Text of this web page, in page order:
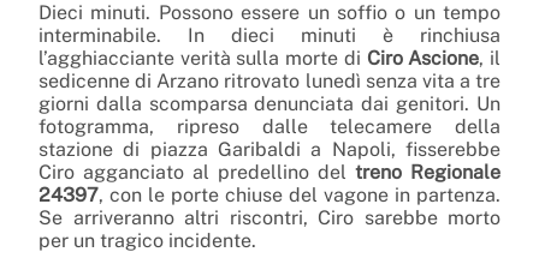
Dieci minuti. Possono essere un soffio o un tempo
interminabile. In dieci minuti è rinchiusa
l’agghiacciante verità sulla morte di Ciro Ascione, il
sedicenne di Arzano ritrovato lunedì senza vita a tre
giorni dalla scomparsa denunciata dai genitori. Un
fotogramma, ripreso dalle telecamere della
stazione di piazza Garibaldi a Napoli, fisserebbe
Ciro agganciato al predellino del treno Regionale
24397, con le porte chiuse del vagone in partenza.
Se arriveranno altri riscontri, Ciro sarebbe morto
per un tragico incidente.